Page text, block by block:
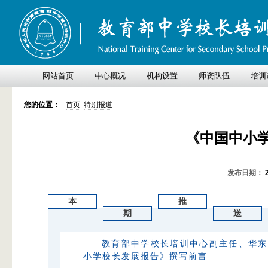
网站首页 中心概况 机构设置 师资队伍 培训
您的位置： 首页 特别报道
《中国中小
发布日期：
本
期
推
送
教育部中学校长培训中心副主任、华
小学校长发展报告》撰写前言